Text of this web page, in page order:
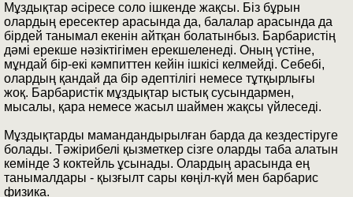
Мұздықтар әсіресе соло ішкенде жақсы. Біз бұрын
олардың ересектер арасында да, балалар арасында да
бірдей танымал екенін айтқан болатынбыз. Барбаристің
дәмі ерекше нәзіктігімен ерекшеленеді. Оның үстіне,
мұндай бір-екі кәмпиттен кейін ішкісі келмейді. Себебі,
олардың қандай да бір әдептілігі немесе тұтқырлығы
жоқ. Барбаристік мұздықтар ыстық сусындармен,
мысалы, қара немесе жасыл шаймен жақсы үйлеседі.
Мұздықтарды мамандандырылған барда да кездестіруге
болады. Тәжірибелі қызметкер сізге оларды таба алатын
кемінде 3 коктейль ұсынады. Олардың арасында ең
танымалдары - қызғылт сары көңіл-күй мен барбарис
физика.